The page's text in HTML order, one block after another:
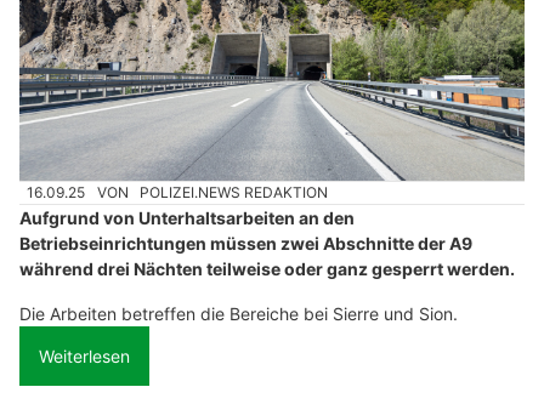
16.09.25 VON POLIZEI.NEWS REDAKTION
Aufgrund von Unterhaltsarbeiten an den
Betriebseinrichtungen müssen zwei Abschnitte der A9
während drei Nächten teilweise oder ganz gesperrt werden.
Die Arbeiten betreffen die Bereiche bei Sierre und Sion.
Weiterlesen